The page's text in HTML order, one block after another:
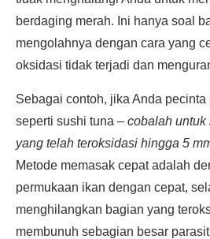
berdaging merah. Ini hanya soal
mengolahnya dengan cara yang
oksidasi tidak terjadi dan
Sebagai contoh, jika Anda
seperti sushi tuna – cobalah untuk
yang telah teroksidasi hingga 5
Metode memasak cepat adalah
permukaan ikan dengan cepat,
menghilangkan bagian yang
membunuh sebagian besar